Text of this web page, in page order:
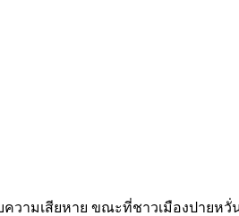
วามเสียหาย ขณะที่ชาวเมืองปายหวั่